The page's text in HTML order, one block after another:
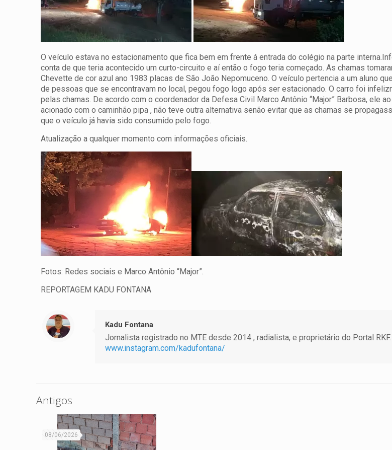
O veículo estava no estacionamento que fica bem em frente á entrada do colégio na parte
conta de que teria acontecido um curto-circuito e aí então o fogo teria começado. As chamas
Chevette de cor azul ano 1983 placas de São João Nepomuceno. O veículo pertencia a um aluno
de pessoas que se encontravam no local, pegou fogo logo após ser estacionado. O carro foi
pelas chamas. De acordo com o coordenador da Defesa Civil Marco Antônio “Major” Barbosa, ele
acionado com o caminhão pipa , não teve outra alternativa senão evitar que as chamas se
que o veículo já havia sido consumido pelo fogo.
Atualização a qualquer momento com informações oficiais.
Fotos: Redes sociais e Marco Antônio “Major”.
REPORTAGEM KADU FONTANA
Kadu Fontana
Jornalista registrado no MTE desde 2014 , radialista, e proprietário do Portal RKF.
www.instagram.com/kadufontana/
Antigos
08/06/2026